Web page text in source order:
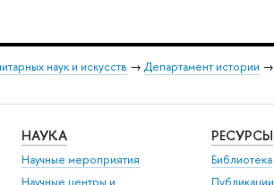
наук и искусств → Департамент истории →
НАУКА
Научные мероприятия
РЕСУРСЫ
Библиотека